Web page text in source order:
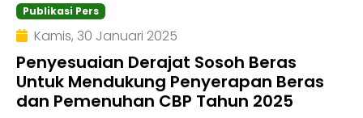
Publikasi Pers
Kamis, 30 Januari 2025
Penyesuaian Derajat Sosoh Beras
Untuk Mendukung Penyerapan Beras
dan Pemenuhan CBP Tahun 2025